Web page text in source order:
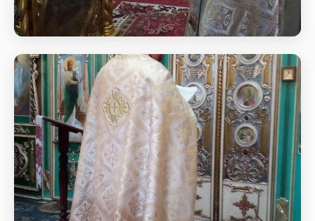
БОЖЕСТВЕННА ЛІТУРГІЯ У НЕДІЛЮ
30-ТУ ПІСЛЯ П'ЯТДЕСЯТНИЦІ, ПІСЛЯ
РІЗДВА ХРИСТОВОГО
БОЖЕСТВЕННА ЛІТУРГІЯ У НЕДІЛЮ 30-ТУ ПІСЛЯ
П'ЯТДЕСЯТНИЦІ, ПІСЛЯ РІЗДВА ХРИСТОВОГО